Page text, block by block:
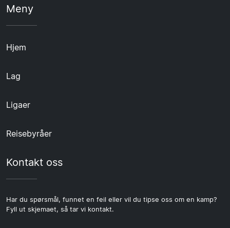
Meny
Hjem
Lag
Ligaer
Reisebyråer
Kontakt oss
Har du spørsmål, funnet en feil eller vil du tipse oss om en kamp?
Fyll ut skjemaet, så tar vi kontakt.